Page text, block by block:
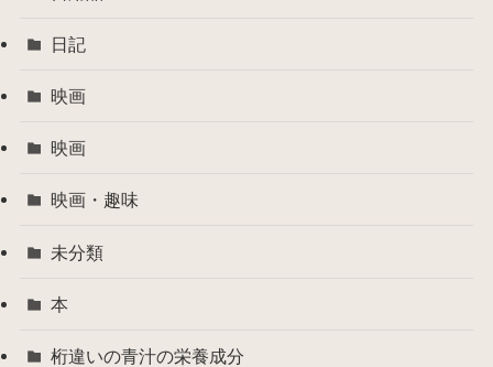
日記
映画
映画
映画・趣味
未分類
本
桁違いの青汁の栄養成分